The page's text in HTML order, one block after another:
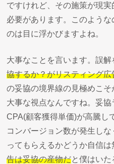
ですけれど、その施策が現
必要があります。このよう
のは目に浮かびますよね。
大事なことを言います。誤
協するか？がリスティング
の妥協の境界線の見極めこ
大事な視点なんですね。妥協
CPA(顧客獲得単価)が高騰し
コンバージョン数が発生し
ってもらえるかどうか自信
告は妥協の産物だと僕はい